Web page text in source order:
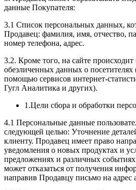
данные Покупателя:
3.1 Список персональных данных,
Продавец: фамилия, имя,
номер телефона, адрес.
3.2. Кроме того, на сайте происходит
обезличенных данных о посетителях
помощью сервисов интернет-
Гугл Аналитика и других).
1.Цели сбора и обработки
4.1 Персональные данные
следующей целью: Уточнение
клиенту. Продавец имеет право
уведомления о новых продуктах и
предложениях и различных
может отказаться от получения
направив Продавцу письмо на адрес